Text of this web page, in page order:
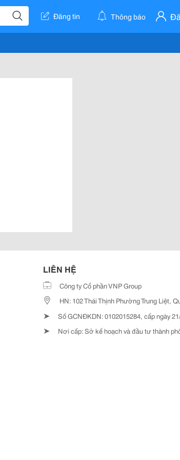
Đăng tin Thông báo
LIÊN HỆ
Công ty Cổ phần VNP Group
HN: 102 Thái Thịnh Phường Trung Liệt,
➤ Số GCNĐKDN: 0102015284, cấp ngày
➤ Nơi cấp: Sở kế hoạch và đầu tư thành